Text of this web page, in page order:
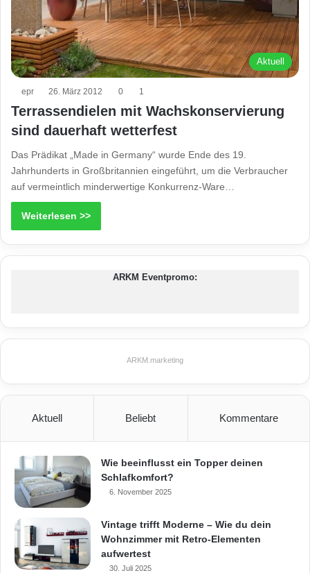
Aktuell
epr 26. März 2012 0 1
Terrassendielen mit Wachskonservierung
sind dauerhaft wetterfest
Das Prädikat „Made in Germany“ wurde Ende des 19.
Jahrhunderts in Großbritannien eingeführt, um die Verbraucher
auf vermeintlich minderwertige Konkurrenz-Ware…
Weiterlesen >>
ARKM Eventpromo:
ARKM.marketing
Aktuell Beliebt Kommentare
Wie beeinflusst ein Topper deinen
Schlafkomfort?
6. November 2025
Vintage trifft Moderne – Wie du dein
Wohnzimmer mit Retro-Elementen
aufwertest
30. Juli 2025